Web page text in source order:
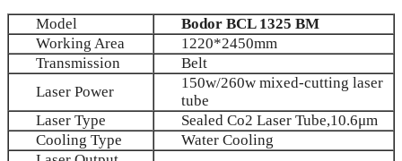
Model
Bodor BCL 1325 BM
Working Area
1220*2450mm
Transmission
Belt
Laser Power
150w/260w mixed-cutting laser
tube
Laser Type
Sealed Co2 Laser Tube,10.6μm
Cooling Type
Water Cooling